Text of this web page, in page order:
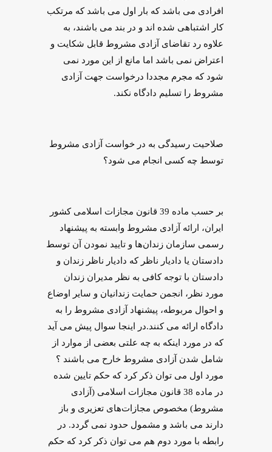
افرادی می باشد که بار اول می باشد که مرتکب
کار اشتباهی شده اند و در بند می باشند، به
علاوه رد تقاضای آزادی مشروط قابل شکایت و
اعتراض نمی باشد اما مانع از این مورد نمی
شود که مجرم مجددا درخواست جهت آزادی
مشروط را تسلیم دادگاه نکند.
صلاحیت رسیدگی به در خواست آزادی مشروط
توسط چه کسی انجام می شود؟
بر حسب ماده 39 قانون مجازات اسلامی کشور
ایران، ارائه آزادی مشروط وابسته به پیشنهاد
رسمی سازمان زندان‌ها و تایید نمودن آن توسط
دادستان یا دادیار ناظر که دادیار ناظر زندان و
دادستان با توجه کافی به نظر مدیران زندان
مورد نظر، انجمن حمایت زندانیان و سایر اوضاع
و احوال مربوطه، پیشنهاد آزادی مشروط را به
دادگاه ارائه می کنند.در اینجا سوال پیش می آید
که در مورد اینکه به چه علتی بعضی از موارد از
شامل شدن آزادی مشروط خارح می باشند ؟
مورد اول می توان ذکر کرد که حکم تایین شده
در ماده 38 قانون مجازات اسلامی (آزادی
مشروط) مخصوص مجازات‌های تعزیری و باز
دارند می باشد و مشمول حدود نمی گردد. در
رابطه با مورد دوم هم می توان ذکر کرد که حکم